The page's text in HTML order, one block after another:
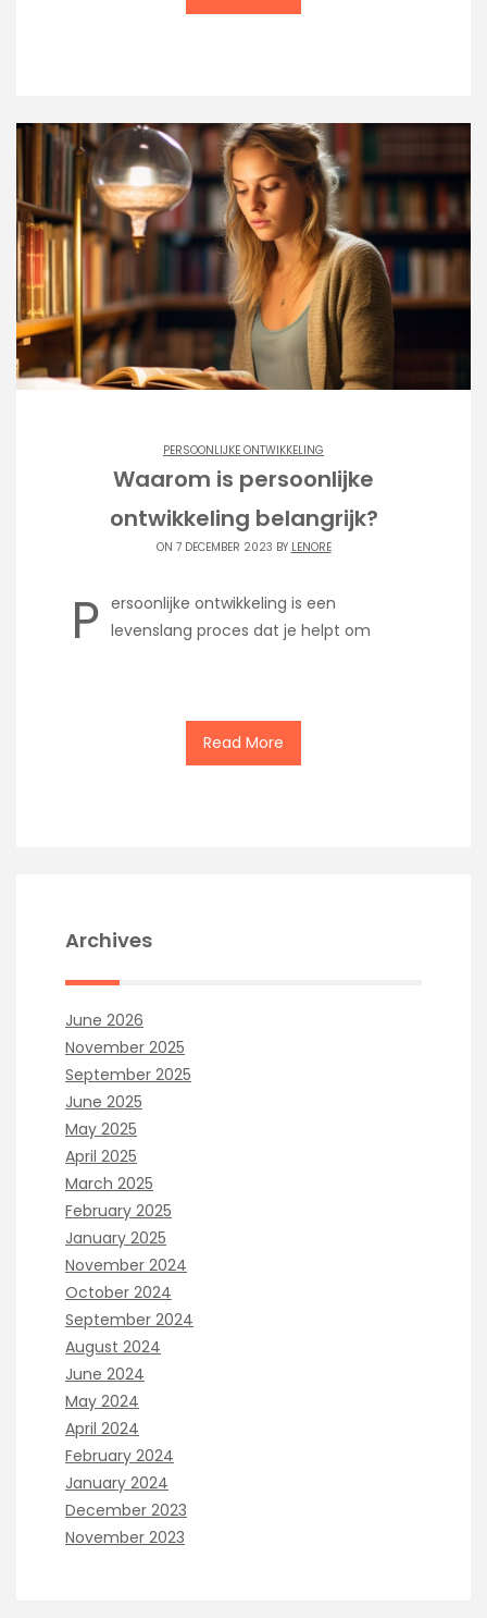
PERSOONLIJKE ONTWIKKELING
Waarom is persoonlijke
ontwikkeling belangrijk?
ON 7 DECEMBER 2023 BY LENORE
P ersoonlijke ontwikkeling is een
levenslang proces dat je helpt om
Read More
Archives
June 2026
November 2025
September 2025
June 2025
May 2025
April 2025
March 2025
February 2025
January 2025
November 2024
October 2024
September 2024
August 2024
June 2024
May 2024
April 2024
February 2024
January 2024
December 2023
November 2023